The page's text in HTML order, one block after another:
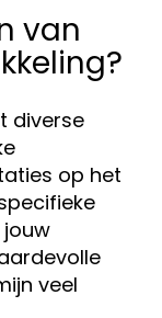
van
diverse
op het
veel